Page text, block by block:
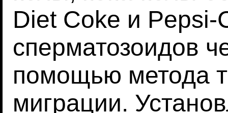
Diet Coke и Pepsi-
сперматозоидов
помощью метода
миграции.